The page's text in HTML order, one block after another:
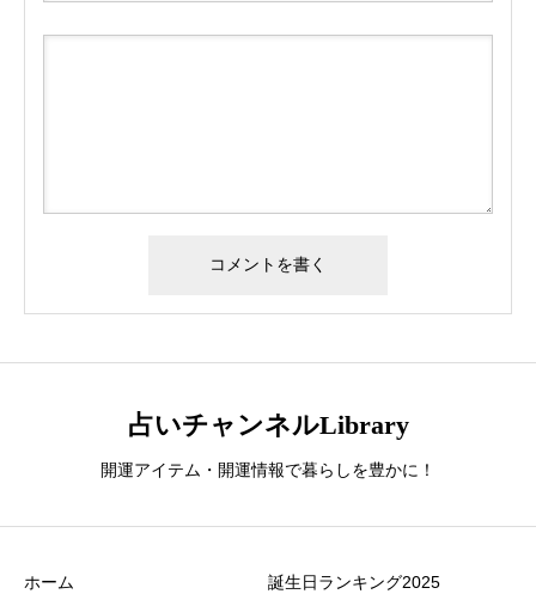
占いチャンネルLibrary
開運アイテム・開運情報で暮らしを豊かに！
ホーム 誕生日ランキング2025